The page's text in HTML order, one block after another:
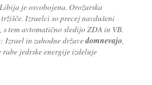
je osvobojena. Orožarska
Izraelci so precej navdušeni
tem avtomatično sledijo ZDA in VB.
Izrael in zahodne državedomnevajo
jedrske energije izdeluje